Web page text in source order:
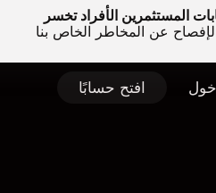
أن %79.75 من حسابات المستثمرين الأفراد تخسر
عن المخاطر الخاص بنا
افتح حسابًا